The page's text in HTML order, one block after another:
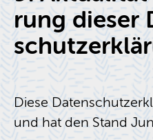
rung die­ser
Diese
und hat den Stand